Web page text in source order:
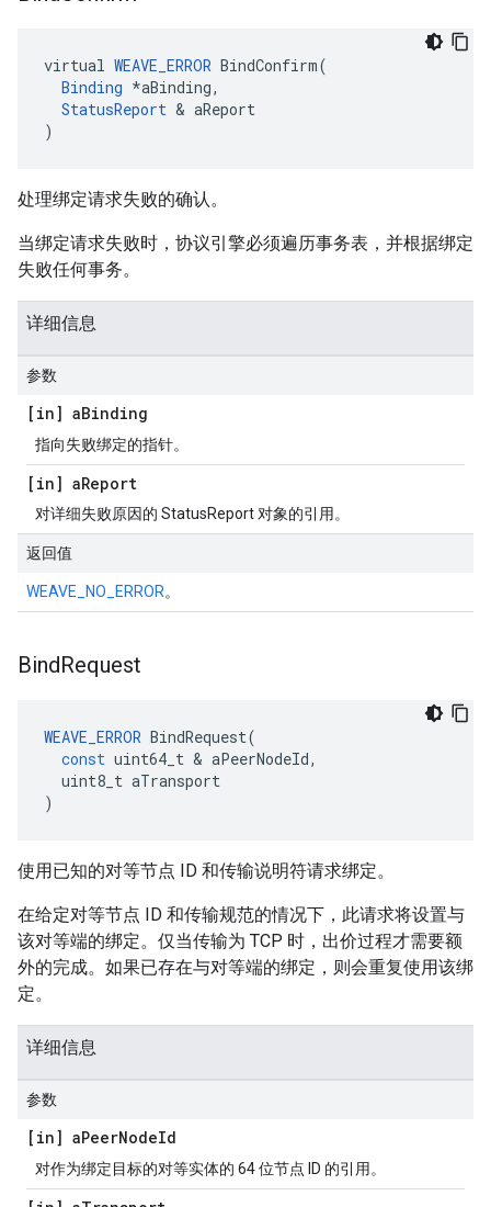
virtual WEAVE_ERROR BindConfirm(
Binding *aBinding,
StatusReport & aReport
)
处理绑定请求失败的确认。
当绑定请求失败时，协议引擎必须遍历事务表，并根据绑定
失败任何事务。
详细信息
参数
[in] aBinding
指向失败绑定的指针。
[in] aReport
对详细失败原因的 StatusReport 对象的引用。
返回值
WEAVE_NO_ERROR。
BindRequest
WEAVE_ERROR BindRequest(
const uint64_t & aPeerNodeId,
uint8_t aTransport
)
使用已知的对等节点 ID 和传输说明符请求绑定。
在给定对等节点 ID 和传输规范的情况下，此请求将设置与
该对等端的绑定。仅当传输为 TCP 时，出价过程才需要额
外的完成。如果已存在与对等端的绑定，则会重复使用该绑
定。
详细信息
参数
[in] aPeerNodeId
对作为绑定目标的对等实体的 64 位节点 ID 的引用。